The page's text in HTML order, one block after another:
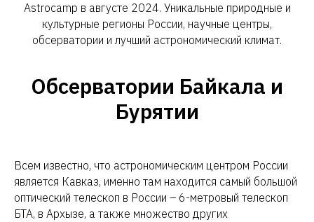
Astrocamp в августе 2024. Уникальные природные и
культурные регионы России, научные центры,
обсерватории и лучший астрономический климат.
Обсерватории Байкала и
Бурятии
Всем известно, что астрономическим центром России
является Кавказ, именно там находится самый большой
оптический телескоп в России – 6-метровый телескоп
БТА, в Архызе, а также множество других